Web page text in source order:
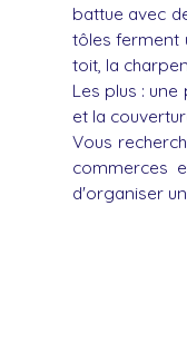
battue avec
tôles ferment
toit, la
Les plus :
et la
Vous
commerces
d'organiser